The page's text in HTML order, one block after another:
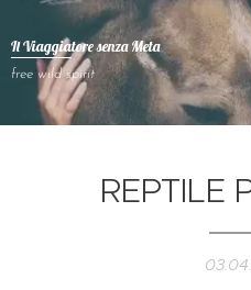
Il Viaggiatore senzaMeta
free wild spirit
REPTILE